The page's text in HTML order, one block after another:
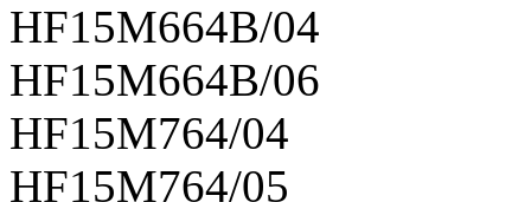
HF15M664B/04
HF15M664B/06
HF15M764/04
HF15M764/05